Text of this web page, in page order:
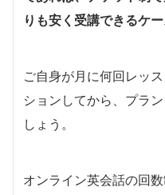
りも安く受講できるケ
ご自身が月に何回レッ
ションしてから、プラ
しょう。
オンライン英会話の回